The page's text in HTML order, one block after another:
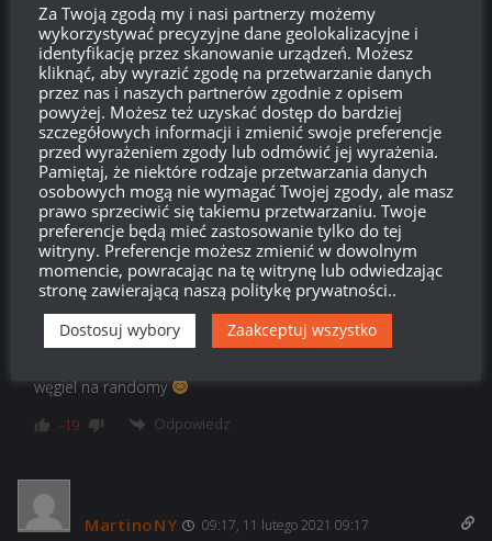
0 Odpowiedz
Krzysiu
Reply toJasiu 10:26, 11 lutego 2021 10:26
100k obligacji i wpadł Bobject 907. Było warto.
-27 Odpowiedz
Władimir Władimirowicz
Reply toKrzysiu 11:05, 11 lutego 2021 11:05
99K i 907 w garażu …
węgiel na randomy
-19 Odpowiedz
MartinoNY 09:17, 11 lutego 2021 09:17
Za Twoją zgodą my i nasi partnerzy możemy
wykorzystywać precyzyjne dane geolokalizacyjne i
identyfikację przez skanowanie urządzeń. Możesz
kliknąć, aby wyrazić zgodę na przetwarzanie danych
przez nas i naszych partnerów zgodnie z opisem
powyżej. Możesz też uzyskać dostęp do bardziej
szczegółowych informacji i zmienić swoje preferencje
przed wyrażeniem zgody lub odmówić jej wyrażenia.
Pamiętaj, że niektóre rodzaje przetwarzania danych
osobowych mogą nie wymagać Twojej zgody, ale masz
prawo sprzeciwić się takiemu przetwarzaniu. Twoje
preferencje będą mieć zastosowanie tylko do tej
witryny. Preferencje możesz zmienić w dowolnym
momencie, powracając na tę witrynę lub odwiedzając
stronę zawierającą naszą politykę prywatności..
Dostosuj wybory Zaakceptuj wszystko